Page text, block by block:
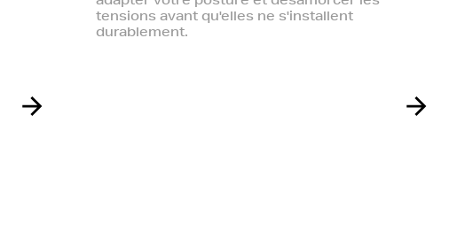
tensions avant qu'elles ne s'installent
durablement.